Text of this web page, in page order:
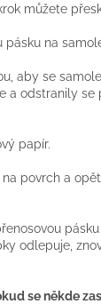
můžete
pásku na
aby se
a odstranily se
papír.
povrch a
odlepuje,
se někde